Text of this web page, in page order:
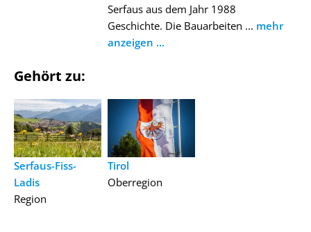
Serfaus aus dem Jahr 1988
Geschichte. Die Bauarbeiten ... mehr
anzeigen ...
Gehört zu:
Serfaus-Fiss-
Ladis
Region
Tirol
Oberregion